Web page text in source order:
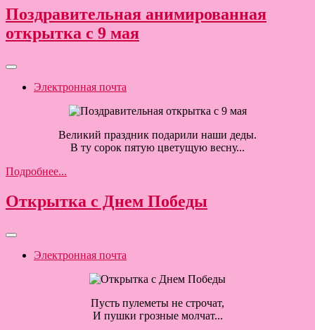
Поздравительная анимированная
открытка с 9 мая
Электронная почта
Великий праздник подарили наши деды.
В ту сорок пятую цветущую весну...
Подробнее...
Открытка с Днем Победы
Электронная почта
Пусть пулеметы не строчат,
И пушки грозные молчат...